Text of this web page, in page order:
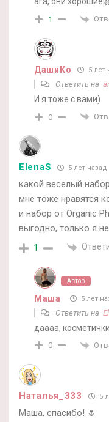
1
ДашиКо 5 лет
Ответить на
И я тоже с вами)
0
ElenaS 5 лет назад
какой веселый
мне тоже нравятся
и набор от Organic
выгодно, только я
1
Автор
Маша 5 лет
Ответить на
даааа,
0
Наталья_333 5
Маша, спасибо! 🌷